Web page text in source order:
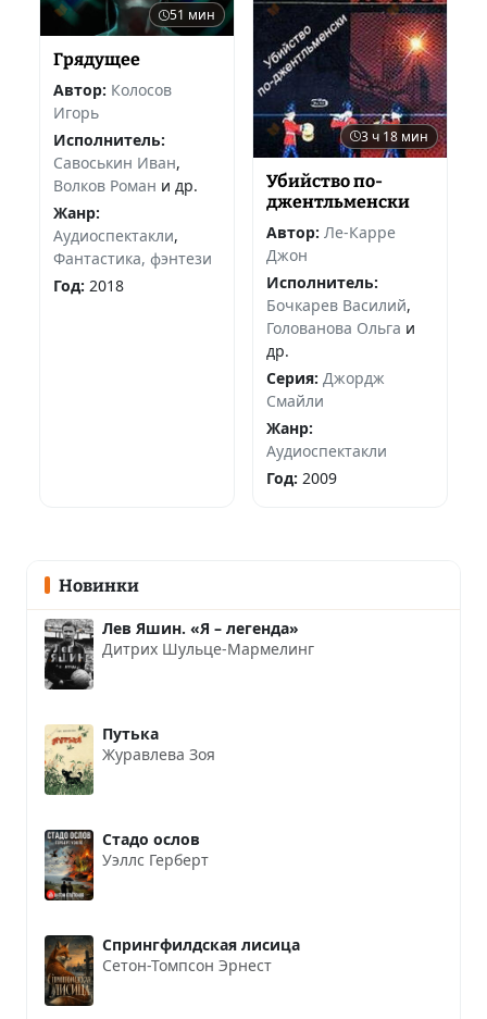
51 мин
Грядущее
Автор: Колосов
Игорь
Исполнитель:
Савоськин Иван,
Волков Роман и др.
Жанр:
Аудиоспектакли,
Фантастика, фэнтези
Год: 2018
3 ч 18 мин
Убийство по-
джентльменски
Автор: Ле-Карре
Джон
Исполнитель:
Бочкарев Василий,
Голованова Ольга и
др.
Серия: Джордж
Смайли
Жанр:
Аудиоспектакли
Год: 2009
Новинки
Лев Яшин. «Я – легенда»
Дитрих Шульце-Мармелинг
Путька
Журавлева Зоя
Стадо ослов
Уэллс Герберт
Спрингфилдская лисица
Сетон-Томпсон Эрнест